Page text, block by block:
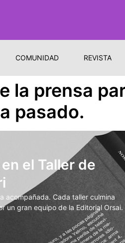
COMUNIDAD REVISTA
la prensa
pasado.
el Taller de
acompañada. Cada taller culmina
un gran equipo de la Editorial Orsai.